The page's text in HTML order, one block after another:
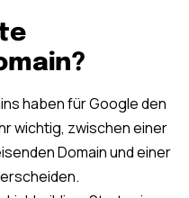
haben für Google den
wichtig, zwischen einer
Domain und einer